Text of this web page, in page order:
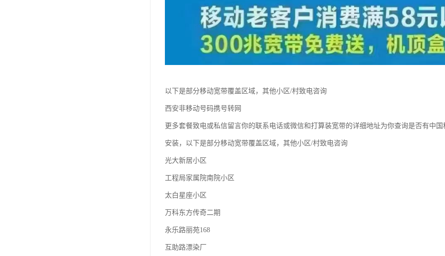
以下是部分移动宽带覆盖区域，其他小区/村致电咨询
西安非移动号码携号转网
更多套餐致电或私信留言你的联系电话或微信和打算装宽带的详细地址为你查询是否有中
安装，以下是部分移动宽带覆盖区域，其他小区/村致电咨询
光大新居小区
工程局家属院南院小区
太白星座小区
万科东方传奇二期
永乐路丽苑168
互助路漂染厂